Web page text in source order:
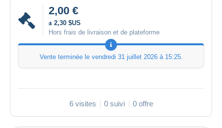
2,00 €
± 2,30 $US
Hors frais de livraison et de plateforme
Vente terminée le vendredi 31 juillet 2026 à 15:25.
6 visites 0 suivi 0 offre